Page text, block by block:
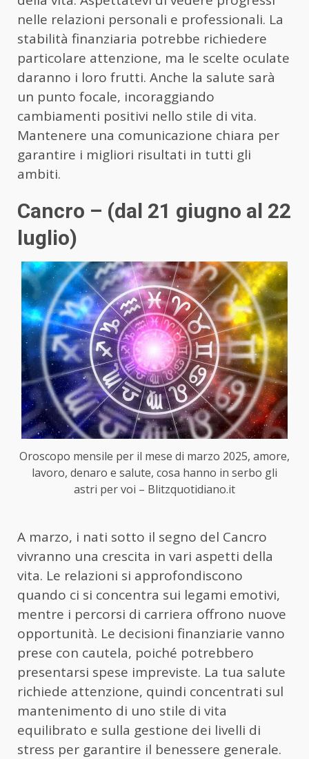
nelle relazioni personali e professionali. La
stabilità finanziaria potrebbe richiedere
particolare attenzione, ma le scelte oculate
daranno i loro frutti. Anche la salute sarà
un punto focale, incoraggiando
cambiamenti positivi nello stile di vita.
Mantenere una comunicazione chiara per
garantire i migliori risultati in tutti gli
ambiti.
Cancro – (dal 21 giugno al 22
luglio)
Oroscopo mensile per il mese di marzo 2025, amore,
lavoro, denaro e salute, cosa hanno in serbo gli
astri per voi – Blitzquotidiano.it
A marzo, i nati sotto il segno del Cancro
vivranno una crescita in vari aspetti della
vita. Le relazioni si approfondiscono
quando ci si concentra sui legami emotivi,
mentre i percorsi di carriera offrono nuove
opportunità. Le decisioni finanziarie vanno
prese con cautela, poiché potrebbero
presentarsi spese impreviste. La tua salute
richiede attenzione, quindi concentrati sul
mantenimento di uno stile di vita
equilibrato e sulla gestione dei livelli di
stress per garantire il benessere generale.